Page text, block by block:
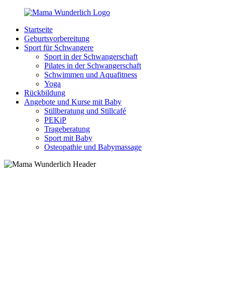
Zurück
Inhalt
MamaWunderlich.de
Mutti
sein
wunderbar!
Startseite
Geburtsvorbereitung
Sport für Schwangere
Sport in der Schwangerschaft
Pilates in der Schwangerschaft
Schwimmen und Aquafitness
Yoga
Rückbildung
Angebote und Kurse mit Baby
Stillberatung und Stillcafé
PEKiP
Trageberatung
Sport mit Baby
Osteopathie und Babymassage